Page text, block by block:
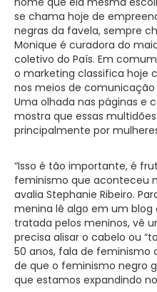
se chama hoje de
negras da favela, sempre
Monique é curadora do
coletivo do País. Em
o marketing classifica hoje
nos meios de
Uma olhada nas páginas e
mostra que essas
principalmente por
“Isso é tão importante, é
feminismo que aconteceu
avalia Stephanie Ribeiro.
menina lê algo em um
tratada pelos meninos, vê
precisa alisar o cabelo ou
50 anos, fala de feminismo
de que o feminismo negro
que estamos expandindo